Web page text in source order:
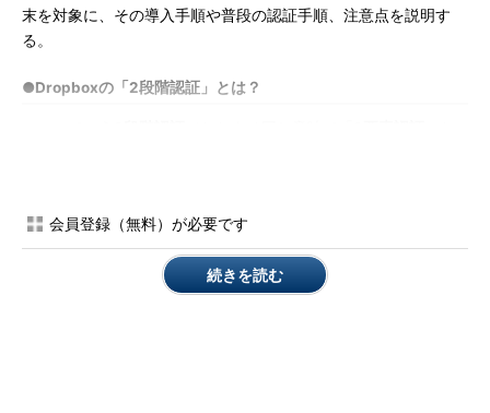
末を対象に、その導入手順や普段の認証手順、注意点を説明す
る。
●Dropboxの「2段階認証」とは？
「認証アプリ」で入手したセキュリティコードで認証する
DropboxからSMSで送信されるセキュリティコードで認証
会員登録（無料）が必要です
続きを読む